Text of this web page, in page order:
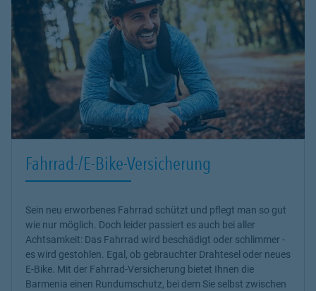
Fahrrad-/E-Bike-Versicherung
Sein neu erworbenes Fahrrad schützt und pflegt man so gut
wie nur möglich. Doch leider passiert es auch bei aller
Achtsamkeit: Das Fahrrad wird beschädigt oder schlimmer -
es wird gestohlen. Egal, ob gebrauchter Drahtesel oder neues
E-Bike. Mit der Fahrrad-Versicherung bietet Ihnen die
Barmenia einen Rundumschutz, bei dem Sie selbst zwischen